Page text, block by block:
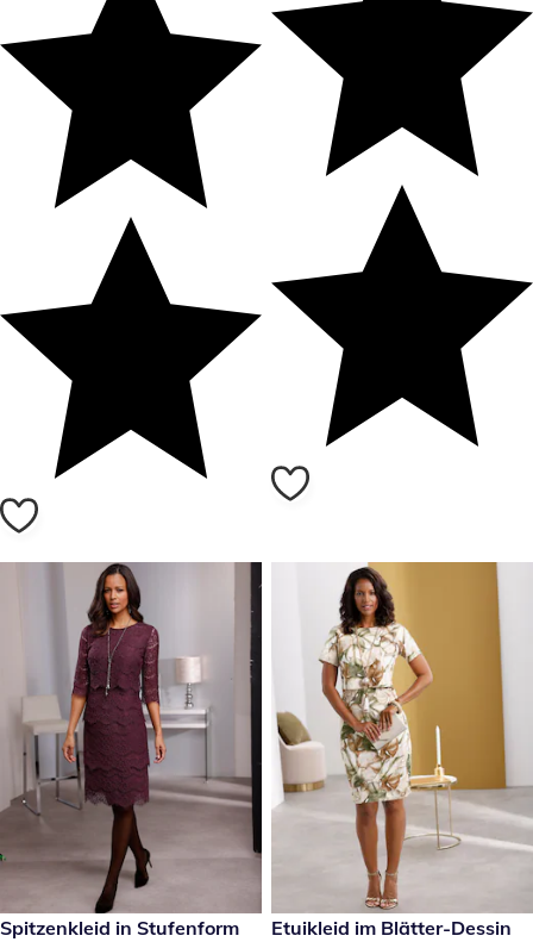
89,99 €
Spitzenkleid in Stufenform
79,99 €
Etuikleid im Blätter-Dessin